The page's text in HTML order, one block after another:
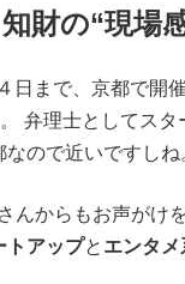
新
日財の“現場
日まで、京都で開
。 弁理士としてス
ので近いですしね
んからもお声がけ
トアップと エンタ